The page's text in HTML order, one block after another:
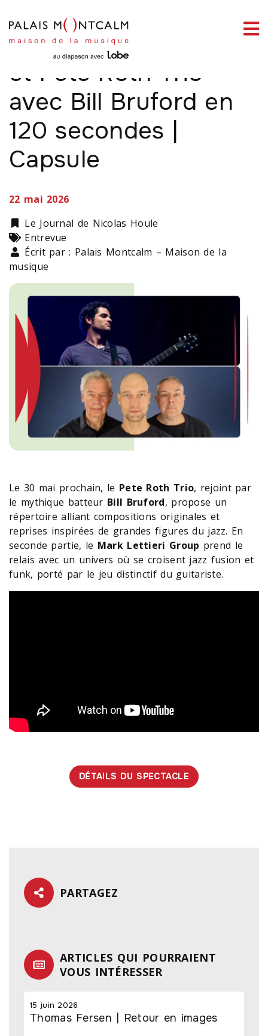
Mark Lettieri Group
et Pete Roth Trio
avec Bill Bruford en
120 secondes |
Capsule
22 mai 2026
Catégorie
Le Journal de Nicolas Houle
Types
Entrevue
Écrit par : Palais Montcalm – Maison de la
musique
Le 30 mai prochain, le Pete Roth Trio, rejoint par
le mythique batteur Bill Bruford, propose un
répertoire alliant compositions originales et
reprises inspirées de grandes figures du jazz. En
seconde partie, le Mark Lettieri Group prend le
relais avec un univers où se croisent jazz fusion et
funk, porté par le jeu distinctif du guitariste.
DÉTAILS DU SPECTACLE
PARTAGEZ
ARTICLES QUI POURRAIENT
VOUS INTÉRESSER
15 juin 2026
Thomas Fersen | Retour en images